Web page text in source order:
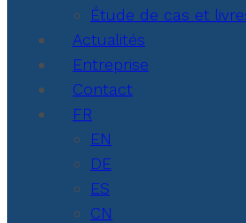
Étude de cas et
Actualités
Entreprise
Contact
FR
EN
DE
ES
CN